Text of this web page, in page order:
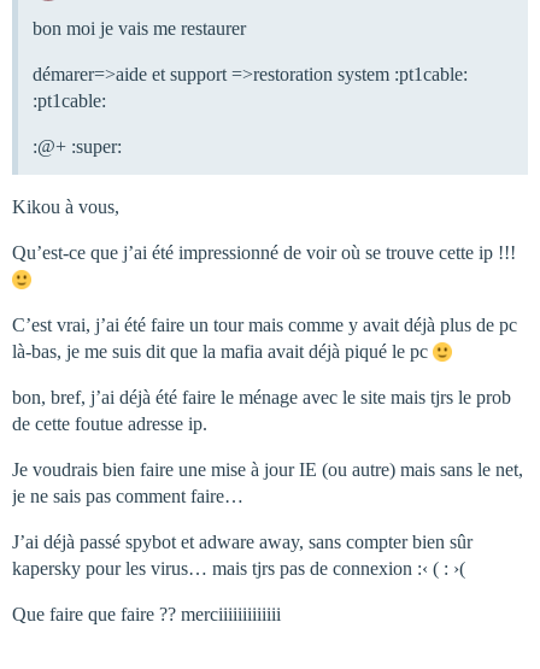
bon moi je vais me restaurer
démarer=>aide et support =>restoration system :pt1cable:
:pt1cable:
:@+ :super:
Kikou à vous,
Qu’est-ce que j’ai été impressionné de voir où se trouve cette ip !!!
C’est vrai, j’ai été faire un tour mais comme y avait déjà plus de pc
là-bas, je me suis dit que la mafia avait déjà piqué le pc
bon, bref, j’ai déjà été faire le ménage avec le site mais tjrs le prob
de cette foutue adresse ip.
Je voudrais bien faire une mise à jour IE (ou autre) mais sans le net,
je ne sais pas comment faire…
J’ai déjà passé spybot et adware away, sans compter bien sûr
kapersky pour les virus… mais tjrs pas de connexion :‹ ( : ›(
Que faire que faire ?? merciiiiiiiiiiiii